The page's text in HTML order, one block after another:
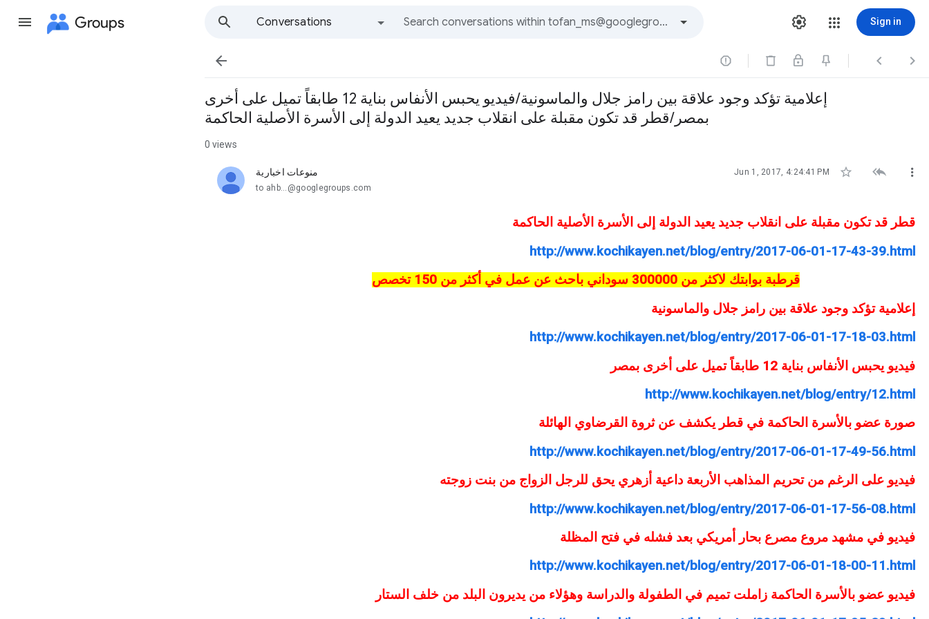
Groups
Conversations
Sign in
   
إعلامية تؤكد وجود علاقة بين رامز جلال والماسونية/فيديو يحبس الأنفاس بناية 12 طابقاً تميل على أخرى
بمصر/قطر قد تكون مقبلة على انقلاب جديد يعيد الدولة إلى الأسرة الأصلية الحاكمة
0 views
منوعات اخبارية
unread, Jun 1, 2017, 4:24:41 PM   
to ahb...@googlegroups.com
قطر قد تكون مقبلة على انقلاب جديد يعيد الدولة إلى الأسرة الأصلية الحاكمة
http://www.kochikayen.net/blog/entry/2017-06-01-17-43-39.html
قرطبة بوابتك لاكثر من 300000 سوداني باحث عن عمل في أكثر من 150 تخصص
إعلامية تؤكد وجود علاقة بين رامز جلال والماسونية
http://www.kochikayen.net/blog/entry/2017-06-01-17-18-03.html
فيديو يحبس الأنفاس بناية 12 طابقاً تميل على أخرى بمصر
http://www.kochikayen.net/blog/entry/12.html
صورة عضو بالأسرة الحاكمة في قطر يكشف عن ثروة القرضاوي الهائلة
http://www.kochikayen.net/blog/entry/2017-06-01-17-49-56.html
فيديو على الرغم من تحريم المذاهب الأربعة داعية أزهري يحق للرجل الزواج من بنت زوجته
http://www.kochikayen.net/blog/entry/2017-06-01-17-56-08.html
فيديو في مشهد مروع مصرع بحار أمريكي بعد فشله في فتح المظلة
http://www.kochikayen.net/blog/entry/2017-06-01-18-00-11.html
فيديو عضو بالأسرة الحاكمة زاملت تميم في الطفولة والدراسة وهؤلاء من يديرون البلد من خلف الستار